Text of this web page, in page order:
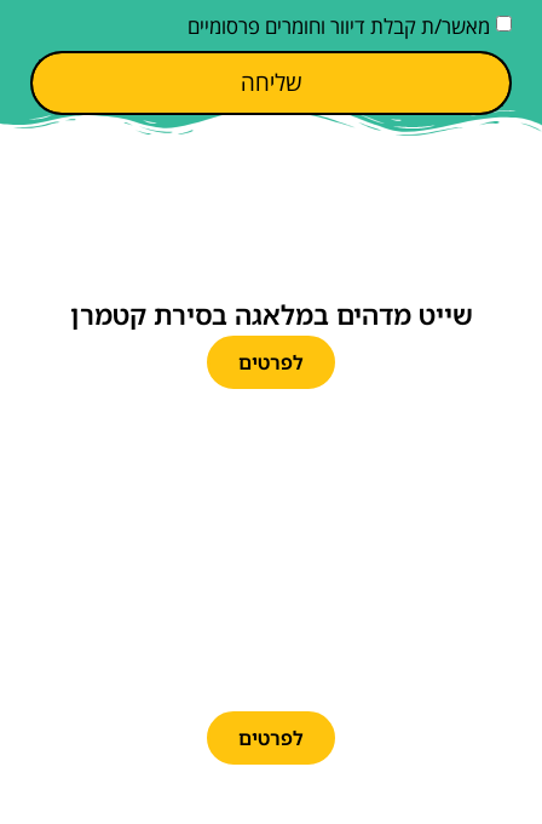
מאשר/ת קבלת דיוור וחומרים פרסומיים
שליחה
שייט מדהים במלאגה בסירת קטמרן
לפרטים
לפרטים